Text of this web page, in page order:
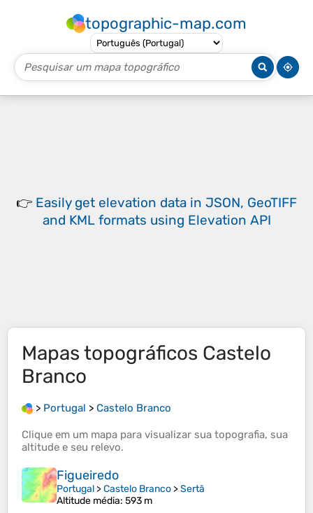
topographic-map.com
👉 Easily get elevation data in JSON, GeoTIFF
and KML formats using Elevation API
Mapas topográficos Castelo
Branco
> Portugal > Castelo Branco
Clique em um mapa para visualizar sua topografia, sua
altitude e seu relevo.
Figueiredo
Portugal >Castelo Branco >Sertã
Altitude média: 593 m